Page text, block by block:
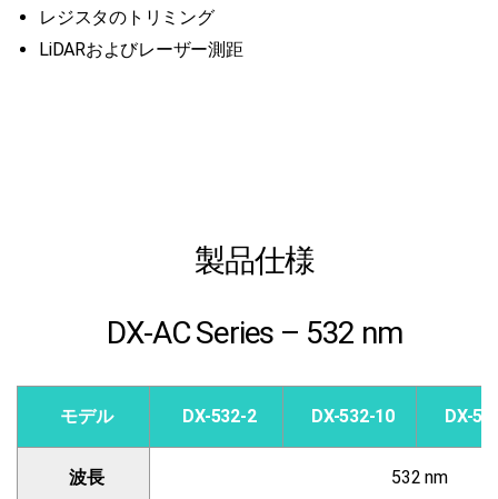
レジスタのトリミング
LiDARおよびレーザー測距
製品仕様
DX-AC Series – 532 nm
モデル DX-532-2 DX-532-10 DX-
波長 532 nm